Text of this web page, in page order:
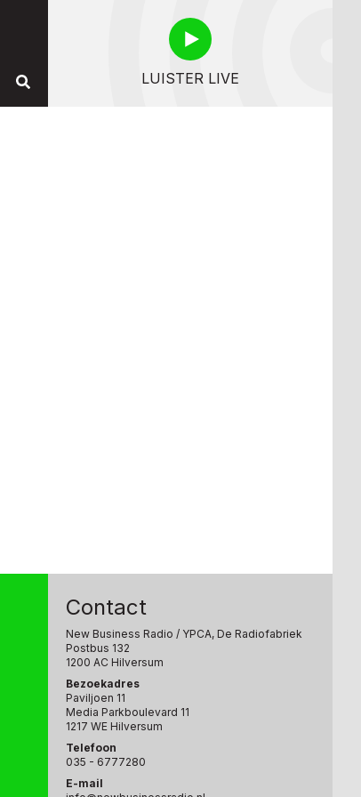
LUISTER LIVE
Contact
New Business Radio / YPCA, De Radiofabriek
Postbus 132
1200 AC Hilversum
Bezoekadres
Paviljoen 11
Media Parkboulevard 11
1217 WE Hilversum
Telefoon
035 - 6777280
E-mail